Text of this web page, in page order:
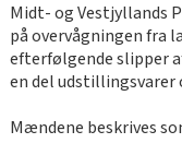
Midt- og Vestjyllands
på overvågningen fra
efterfølgende slipper
en del udstillingsvarer
Mændene beskrives